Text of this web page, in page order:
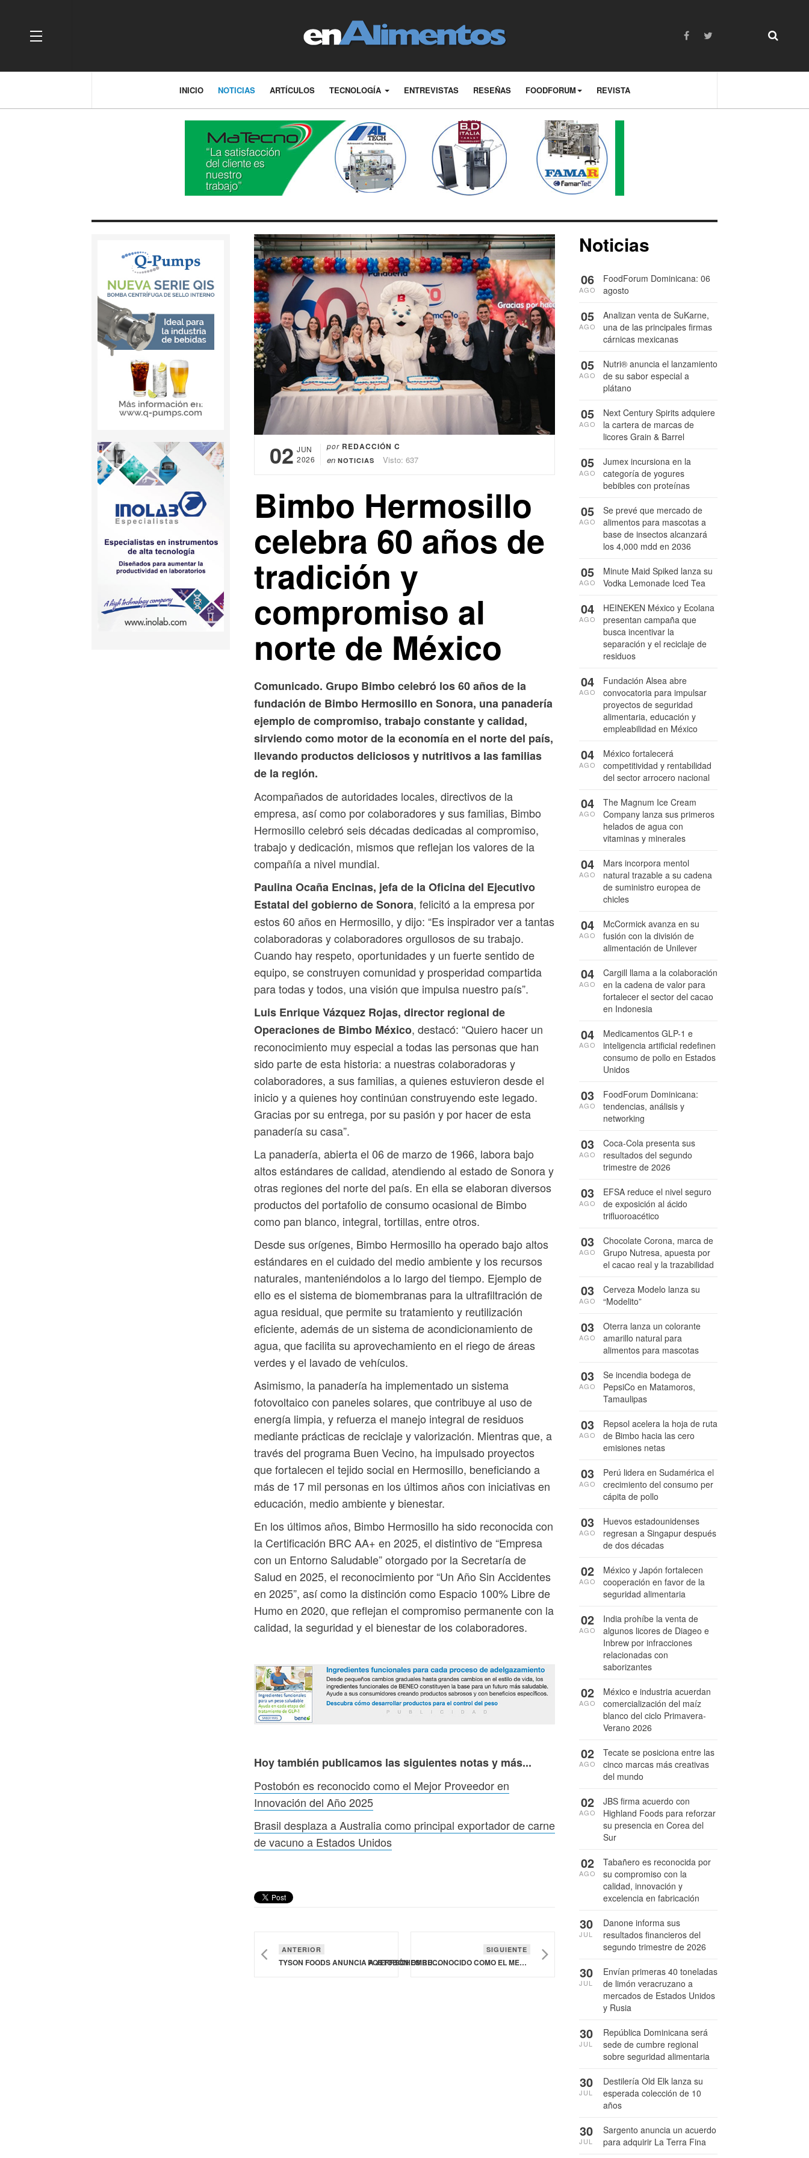
OFF CANVAS
INICIO NOTICIAS ARTÍCULOS TECNOLOGÍA ENTREVISTAS RESEÑAS FOODFORUM REVISTA
02 JUN
2026
por REDACCIÓN C
en NOTICIAS Visto: 637
Bimbo Hermosillo
celebra 60 años de
tradición y
compromiso al
norte de México
Comunicado. Grupo Bimbo celebró los 60 años de la
fundación de Bimbo Hermosillo en Sonora, una panadería
ejemplo de compromiso, trabajo constante y calidad,
sirviendo como motor de la economía en el norte del país,
llevando productos deliciosos y nutritivos a las familias
de la región.
Acompañados de autoridades locales, directivos de la
empresa, así como por colaboradores y sus familias, Bimbo
Hermosillo celebró seis décadas dedicadas al compromiso,
trabajo y dedicación, mismos que reflejan los valores de la
compañía a nivel mundial.
Paulina Ocaña Encinas, jefa de la Oficina del Ejecutivo
Estatal del gobierno de Sonora, felicitó a la empresa por
estos 60 años en Hermosillo, y dijo: “Es inspirador ver a tantas
colaboradoras y colaboradores orgullosos de su trabajo.
Cuando hay respeto, oportunidades y un fuerte sentido de
equipo, se construyen comunidad y prosperidad compartida
para todas y todos, una visión que impulsa nuestro país”.
Luis Enrique Vázquez Rojas, director regional de
Operaciones de Bimbo México, destacó: “Quiero hacer un
reconocimiento muy especial a todas las personas que han
sido parte de esta historia: a nuestras colaboradoras y
colaboradores, a sus familias, a quienes estuvieron desde el
inicio y a quienes hoy continúan construyendo este legado.
Gracias por su entrega, por su pasión y por hacer de esta
panadería su casa”.
La panadería, abierta el 06 de marzo de 1966, labora bajo
altos estándares de calidad, atendiendo al estado de Sonora y
otras regiones del norte del país. En ella se elaboran diversos
productos del portafolio de consumo ocasional de Bimbo
como pan blanco, integral, tortillas, entre otros.
Desde sus orígenes, Bimbo Hermosillo ha operado bajo altos
estándares en el cuidado del medio ambiente y los recursos
naturales, manteniéndolos a lo largo del tiempo. Ejemplo de
ello es el sistema de biomembranas para la ultrafiltración de
agua residual, que permite su tratamiento y reutilización
eficiente, además de un sistema de acondicionamiento de
agua, que facilita su aprovechamiento en el riego de áreas
verdes y el lavado de vehículos.
Asimismo, la panadería ha implementado un sistema
fotovoltaico con paneles solares, que contribuye al uso de
energía limpia, y refuerza el manejo integral de residuos
mediante prácticas de reciclaje y valorización. Mientras que, a
través del programa Buen Vecino, ha impulsado proyectos
que fortalecen el tejido social en Hermosillo, beneficiando a
más de 17 mil personas en los últimos años con iniciativas en
educación, medio ambiente y bienestar.
En los últimos años, Bimbo Hermosillo ha sido reconocida con
la Certificación BRC AA+ en 2025, el distintivo de “Empresa
con un Entorno Saludable” otorgado por la Secretaría de
Salud en 2025, el reconocimiento por “Un Año Sin Accidentes
en 2025”, así como la distinción como Espacio 100% Libre de
Humo en 2020, que reflejan el compromiso permanente con la
calidad, la seguridad y el bienestar de los colaboradores.
Hoy también publicamos las siguientes notas y más...
Postobón es reconocido como el Mejor Proveedor en
Innovación del Año 2025
Brasil desplaza a Australia como principal exportador de carne
de vacuno a Estados Unidos
ANTERIOR
TYSON FOODS ANUNCIA A JEFF SCHOMBURGER COMO SU NUEVO PRESIDENTE Y DIRECTOR EJECUTIVO
SIGUIENTE
POSTOBÓN ES RECONOCIDO COMO EL MEJOR PROVEEDOR EN INNOVACIÓN DEL AÑO 2025
Noticias
FoodForum Dominicana: 06
agosto
06
AGO
Analizan venta de SuKarne,
una de las principales firmas
cárnicas mexicanas
05
AGO
Nutri® anuncia el lanzamiento
de su sabor especial a
plátano
05
AGO
Next Century Spirits adquiere
la cartera de marcas de
licores Grain & Barrel
05
AGO
Jumex incursiona en la
categoría de yogures
bebibles con proteínas
05
AGO
Se prevé que mercado de
alimentos para mascotas a
base de insectos alcanzará
los 4,000 mdd en 2036
05
AGO
Minute Maid Spiked lanza su
Vodka Lemonade Iced Tea
05
AGO
HEINEKEN México y Ecolana
presentan campaña que
busca incentivar la
separación y el reciclaje de
residuos
04
AGO
Fundación Alsea abre
convocatoria para impulsar
proyectos de seguridad
alimentaria, educación y
empleabilidad en México
04
AGO
México fortalecerá
competitividad y rentabilidad
del sector arrocero nacional
04
AGO
The Magnum Ice Cream
Company lanza sus primeros
helados de agua con
vitaminas y minerales
04
AGO
Mars incorpora mentol
natural trazable a su cadena
de suministro europea de
chicles
04
AGO
McCormick avanza en su
fusión con la división de
alimentación de Unilever
04
AGO
Cargill llama a la colaboración
en la cadena de valor para
fortalecer el sector del cacao
en Indonesia
04
AGO
Medicamentos GLP-1 e
inteligencia artificial redefinen
consumo de pollo en Estados
Unidos
04
AGO
FoodForum Dominicana:
tendencias, análisis y
networking
03
AGO
Coca-Cola presenta sus
resultados del segundo
trimestre de 2026
03
AGO
EFSA reduce el nivel seguro
de exposición al ácido
trifluoroacético
03
AGO
Chocolate Corona, marca de
Grupo Nutresa, apuesta por
el cacao real y la trazabilidad
03
AGO
Cerveza Modelo lanza su
“Modelito”
03
AGO
Oterra lanza un colorante
amarillo natural para
alimentos para mascotas
03
AGO
Se incendia bodega de
PepsiCo en Matamoros,
Tamaulipas
03
AGO
Repsol acelera la hoja de ruta
de Bimbo hacia las cero
emisiones netas
03
AGO
Perú lidera en Sudamérica el
crecimiento del consumo per
cápita de pollo
03
AGO
Huevos estadounidenses
regresan a Singapur después
de dos décadas
03
AGO
México y Japón fortalecen
cooperación en favor de la
seguridad alimentaria
02
AGO
India prohíbe la venta de
algunos licores de Diageo e
Inbrew por infracciones
relacionadas con
saborizantes
02
AGO
México e industria acuerdan
comercialización del maíz
blanco del ciclo Primavera-
Verano 2026
02
AGO
Tecate se posiciona entre las
cinco marcas más creativas
del mundo
02
AGO
JBS firma acuerdo con
Highland Foods para reforzar
su presencia en Corea del
Sur
02
AGO
Tabañero es reconocida por
su compromiso con la
calidad, innovación y
excelencia en fabricación
02
AGO
Danone informa sus
resultados financieros del
segundo trimestre de 2026
30
JUL
Envían primeras 40 toneladas
de limón veracruzano a
mercados de Estados Unidos
y Rusia
30
JUL
República Dominicana será
sede de cumbre regional
sobre seguridad alimentaria
30
JUL
Destilería Old Elk lanza su
esperada colección de 10
años
30
JUL
Sargento anuncia un acuerdo
para adquirir La Terra Fina
30
JUL